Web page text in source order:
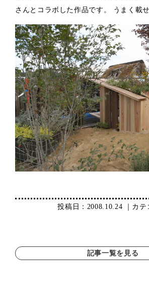
さんとコラボした作品です。 うまく載
投稿日：2008.10.24 ｜カテ
記事一覧を見る